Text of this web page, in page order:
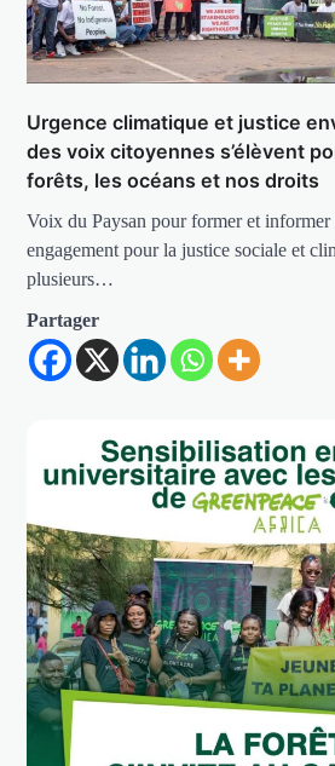
Urgence climatique et justice
des voix citoyennes s’élèvent
forêts, les océans et nos droits
Voix du Paysan pour former et informer
engagement pour la justice sociale et
plusieurs…
Partager